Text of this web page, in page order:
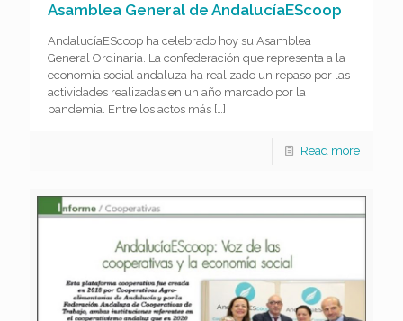
Asamblea General de AndalucíaEScoop
AndalucíaEScoop ha celebrado hoy su Asamblea
General Ordinaria. La confederación que representa a la
economía social andaluza ha realizado un repaso por las
actividades realizadas en un año marcado por la
pandemia. Entre los actos más […]
Read more